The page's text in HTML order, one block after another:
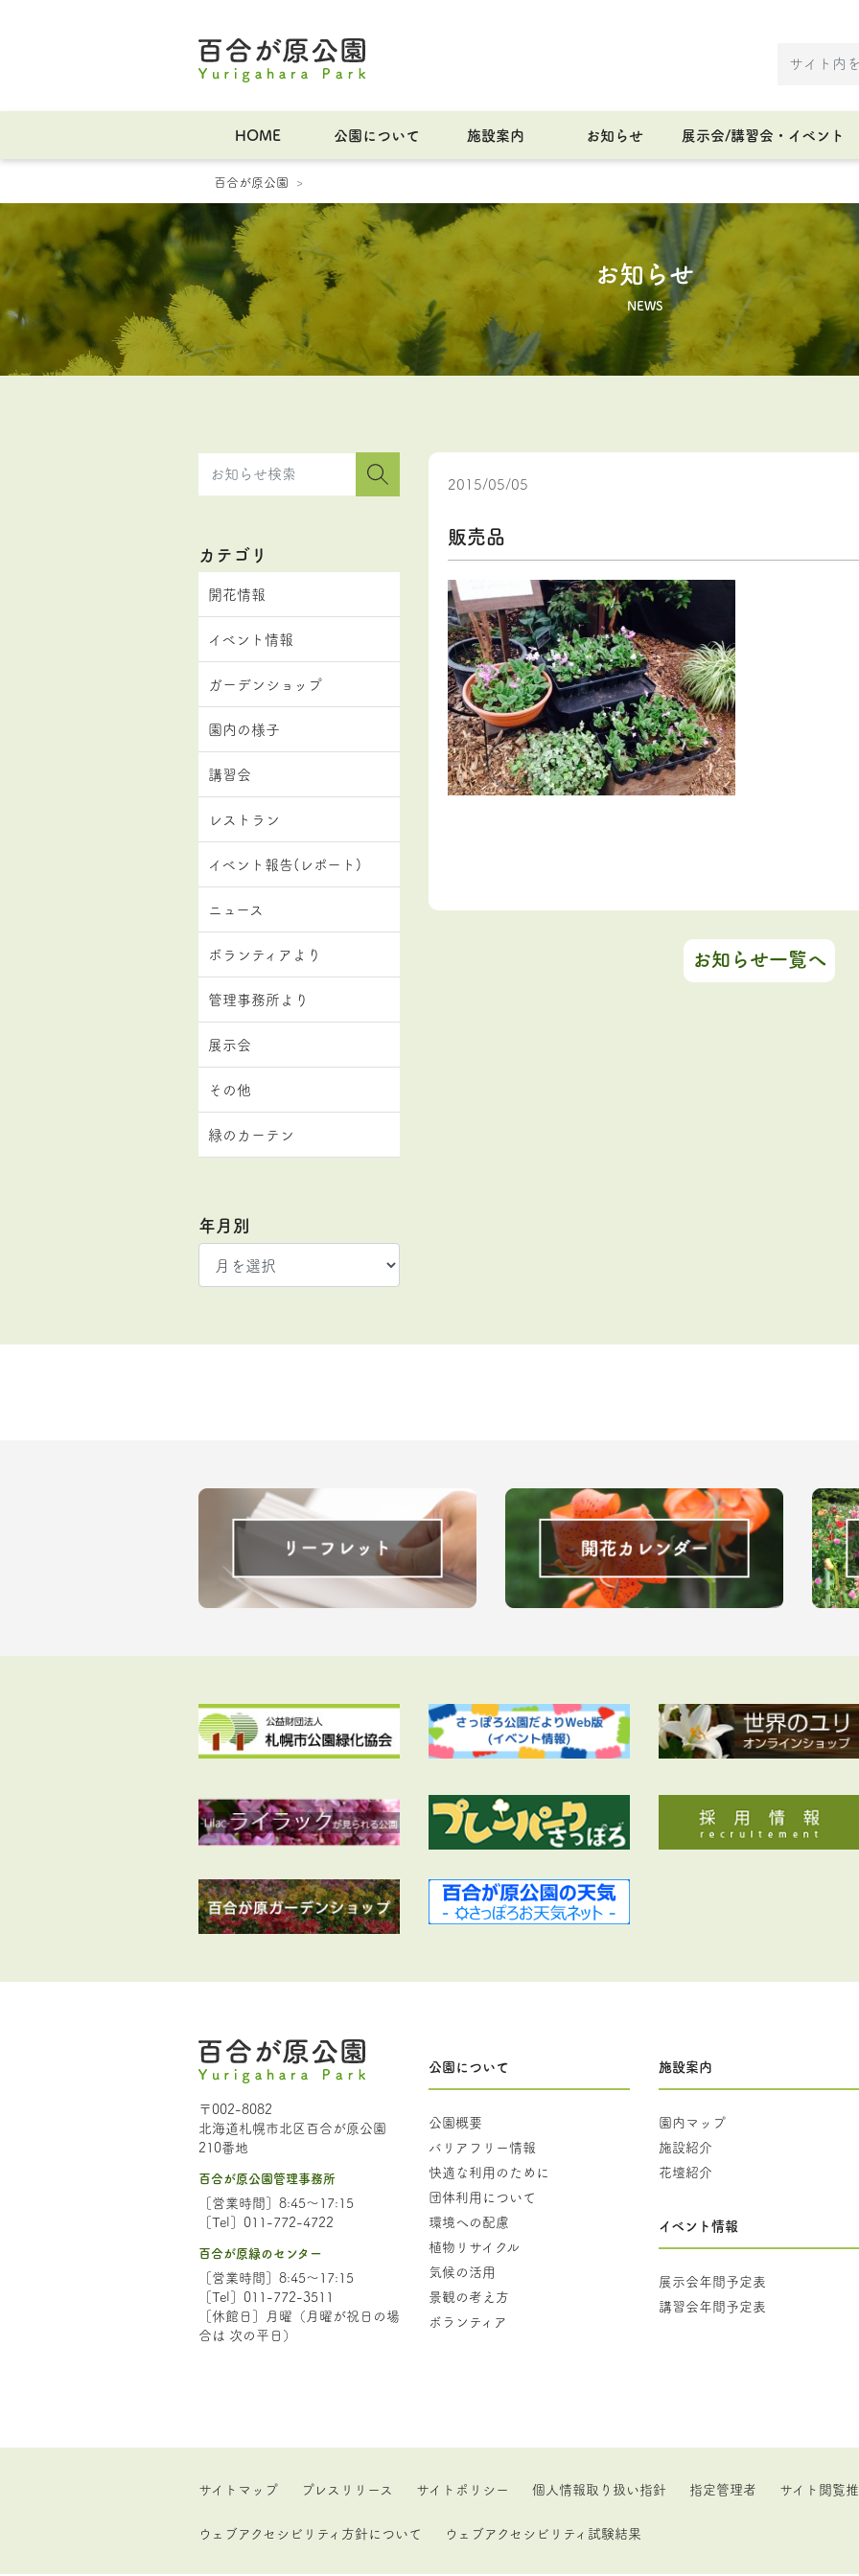
HOME 公園について 施設案内 お知らせ 展示会/講習会・イベント
百合が原公園
お知らせ
NEWS
2015/05/05
販売品
お知らせ一覧へ
カテゴリ
開花情報
イベント情報
ガーデンショップ
園内の様子
講習会
レストラン
イベント報告(レポート)
ニュース
ボランティアより
管理事務所より
展示会
その他
緑のカーテン
年月別
〒002-8082
北海道札幌市北区百合が原公園
210番地
百合が原公園管理事務所
［営業時間］8:45～17:15
［Tel］011-772-4722
百合が原緑のセンター
［営業時間］8:45～17:15
［Tel］011-772-3511
［休館日］月曜（月曜が祝日の場
合は 次の平日）
公園について
公園概要
バリアフリー情報
快適な利用のために
団体利用について
環境への配慮
植物リサイクル
気候の活用
景観の考え方
ボランティア
施設案内
園内マップ
施設紹介
花壇紹介
イベント情報
展示会年間予定表
講習会年間予定表
サイトマップ プレスリリース サイトポリシー 個人情報取り扱い指針 指定管理者 サイト閲覧
ウェブアクセシビリティ方針について ウェブアクセシビリティ試験結果